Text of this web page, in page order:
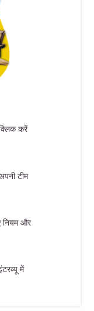
करें
टीम
नियम और
में